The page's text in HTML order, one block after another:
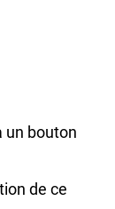
un bouton
de ce